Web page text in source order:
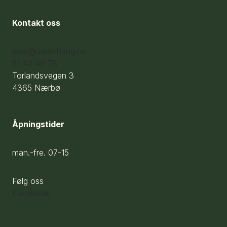
Kontakt oss
Torlandsvegen 3
4365 Nærbø
Åpningstider
man.-fre. 07-15
Følg oss